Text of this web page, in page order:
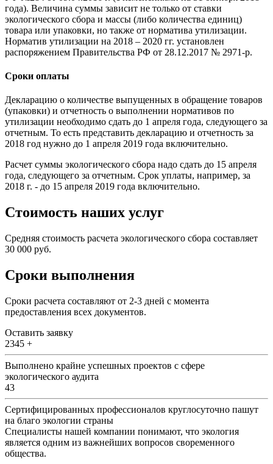
года). Величина суммы зависит не только от ставки
экологического сбора и массы (либо количества единиц)
товара или упаковки, но также от норматива утилизации.
Норматив утилизации на 2018 – 2020 гг. установлен
распоряжением Правительства РФ от 28.12.2017 № 2971-р.
Сроки оплаты
Декларацию о количестве выпущенных в обращение товаров
(упаковки) и отчетность о выполнении нормативов по
утилизации необходимо сдать до 1 апреля года, следующего за
отчетным. То есть представить декларацию и отчетность за
2018 год нужно до 1 апреля 2019 года включительно.
Расчет суммы экологического сбора надо сдать до 15 апреля
года, следующего за отчетным. Срок уплаты, например, за
2018 г. - до 15 апреля 2019 года включительно.
Стоимость наших услуг
Средняя стоимость расчета экологического сбора составляет
30 000 руб.
Cроки выполнения
Сроки расчета составляют от 2-3 дней с момента
предоставления всех документов.
Оставить заявку
2345 +
Выполнено крайне успешных проектов с сфере
экологического аудита
43
Сертифицированных профессионалов круглосуточно пашут
на благо экологии страны
Специалисты нашей компании понимают, что экология
является одним из важнейших вопросов своременного
общества.